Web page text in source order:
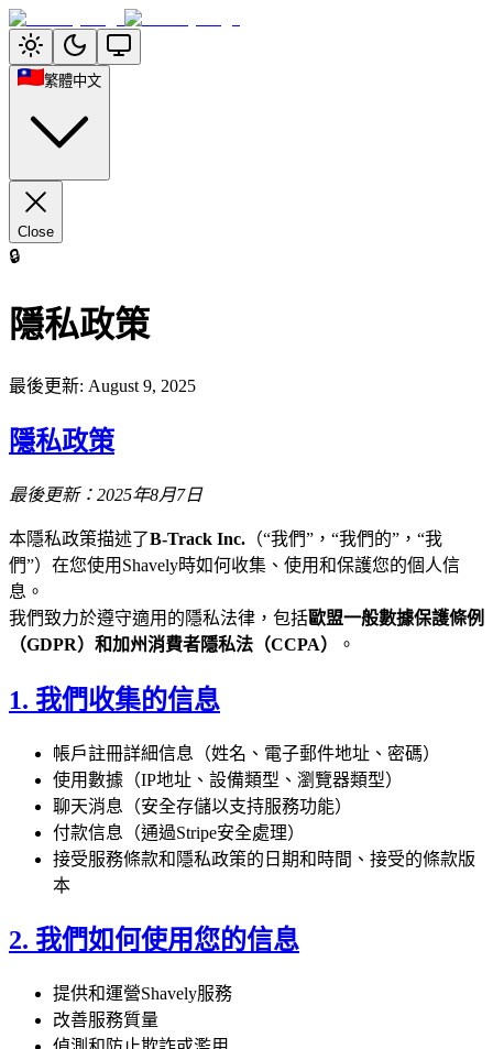
繁體中文
Close
🔒
隱私政策
最後更新: August 9, 2025
隱私政策
最後更新：2025年8月7日
本隱私政策描述了B-Track Inc. （“我們”，“我們的”，“我
們”）在您使用Shavely時如何收集、使用和保護您的個人信
息。
我們致力於遵守適用的隱私法律，包括歐盟一般數據保護條例
（GDPR） 和加州消費者隱私法（CCPA） 。
1. 我們收集的信息
帳戶註冊詳細信息（姓名、電子郵件地址、密碼）
使用數據（IP地址、設備類型、瀏覽器類型）
聊天消息（安全存儲以支持服務功能）
付款信息（通過Stripe安全處理）
接受服務條款和隱私政策的日期和時間、接受的條款版
本
2. 我們如何使用您的信息
提供和運營Shavely服務
改善服務質量